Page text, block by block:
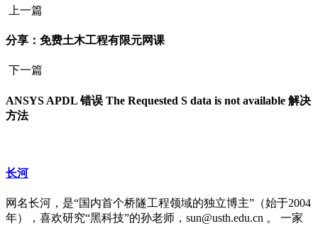
上一篇
分享：免费土木工程有限元网课
下一篇
ANSYS APDL 错误 The Requested S data is not available 解决
方法
长河
网名长河，是“国内首个桥隧工程领域的独立博主”（始于2004
年），喜欢研究“黑科技”的孙老师，sun@usth.edu.cn 。 一家